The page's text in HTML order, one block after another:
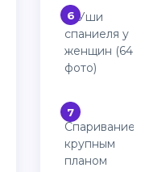
6
7